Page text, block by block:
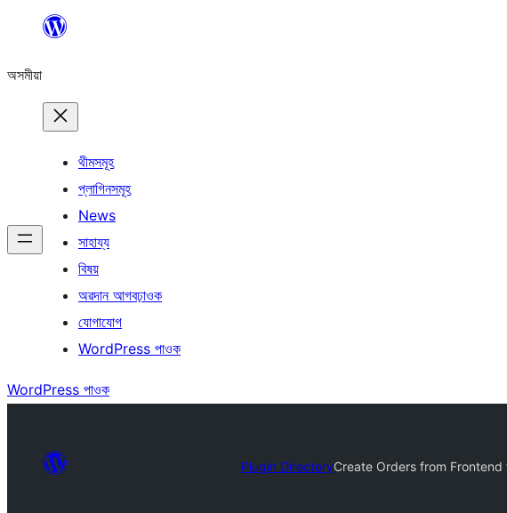
বিষয়বস্তুলৈ
অসমীয়া
থীমসমূহ
প্লাগিনসমূহ
News
সাহায্য
বিষয়
অৱদান আগবঢ়াওক
যোগাযোগ
WordPress পাওক
WordPress পাওক
Plugin DirectoryCreate Orders from Frontend